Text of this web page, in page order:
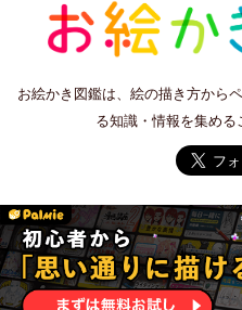
お絵かき図鑑は、絵の描き方から
る知識・情報を集める